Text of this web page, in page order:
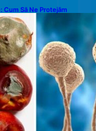
Să Ne Protejăm